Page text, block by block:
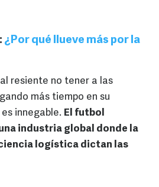
¿Por qué llueve más por la
resiente no tener a las
más tiempo en su
innegable. El futbol
industria global donde la
logística dictan las